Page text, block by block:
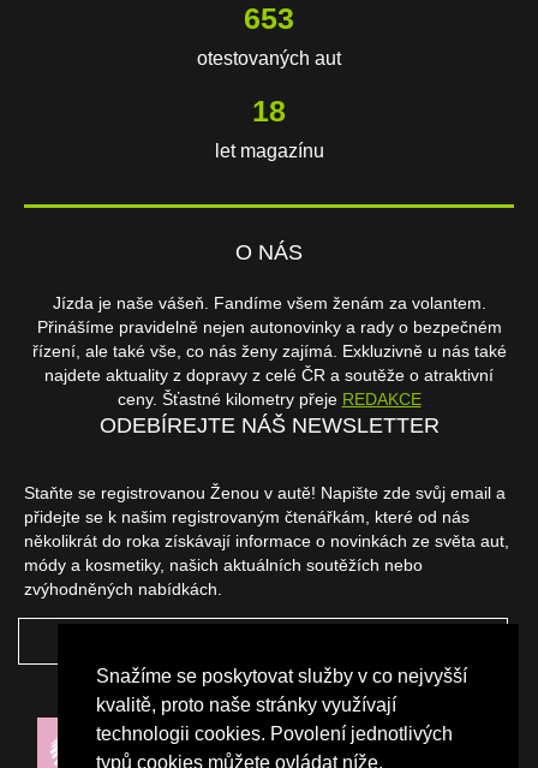
Snažíme se poskytovat služby v co nejvyšší
kvalitě, proto naše stránky využívají
technologii cookies. Povolení jednotlivých
typů cookies můžete ovládat níže.
653
otestovaných aut
18
let magazínu
O NÁS
Jízda je naše vášeň. Fandíme všem ženám za volantem.
Přinášíme pravidelně nejen autonovinky a rady o bezpečném
řízení, ale také vše, co nás ženy zajímá. Exkluzivně u nás také
najdete aktuality z dopravy z celé ČR a soutěže o atraktivní
ceny. Šťastné kilometry přeje REDAKCE
ODEBÍREJTE NÁŠ NEWSLETTER
Staňte se registrovanou Ženou v autě! Napište zde svůj email a
přidejte se k našim registrovaným čtenářkám, které od nás
několikrát do roka získávají informace o novinkách ze světa aut,
módy a kosmetiky, našich aktuálních soutěžích nebo
zvýhodněných nabídkách.
NAŠI PARTNEŘI